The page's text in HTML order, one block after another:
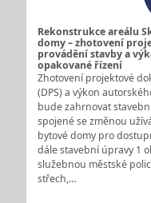
Rekonstrukce areálu
domy – zhotovení
provádění stavby a
opakované řízení
Zhotovení projektové
(DPS) a výkon
bude zahrnovat
spojené se změnou
bytové domy pro
dále stavební úpravy 1
služebnou městské
střech,…